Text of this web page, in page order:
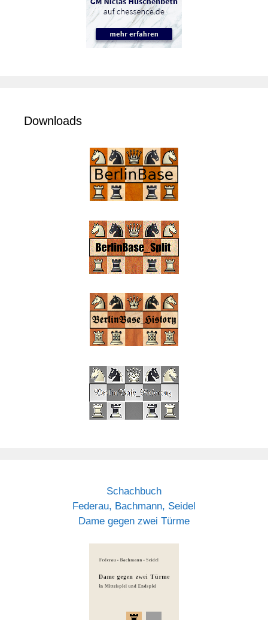
Downloads
Schachbuch
Federau, Bachmann, Seidel
Dame gegen zwei Türme